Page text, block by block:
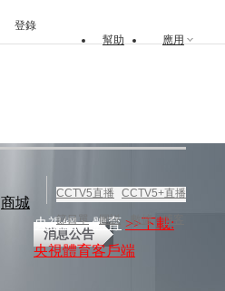
幫助 應用
登錄
商城
CCTV5直播 CCTV5+直播
節目單 圖説 數據 博客
央視網>體育 >>下載:
央視體育客戶端
消息公告